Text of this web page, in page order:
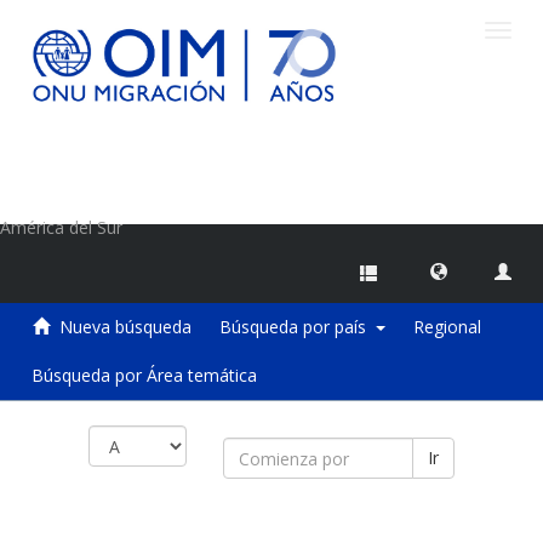
América del Sur
Nueva búsqueda Búsqueda por país Regional
Búsqueda por Área temática
Ir